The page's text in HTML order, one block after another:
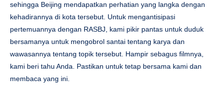
sehingga Beijing mendapatkan perhatian yang langka dengan
kehadirannya di kota tersebut. Untuk mengantisipasi
pertemuannya dengan RASBJ, kami pikir pantas untuk duduk
bersamanya untuk mengobrol santai tentang karya dan
wawasannya tentang topik tersebut. Hampir sebagus filmnya,
kami beri tahu Anda. Pastikan untuk tetap bersama kami dan
membaca yang ini.